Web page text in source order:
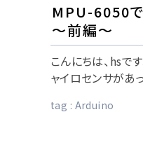
MPU-6050
～前編～
こんにちは、hsで
ャイロセンサがあ
tag : Arduino